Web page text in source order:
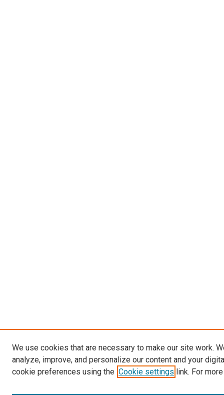
We use cookies that are necessary to make our site work.
analyze, improve, and personalize our content and your
cookie preferences using the Cookie settings link. For